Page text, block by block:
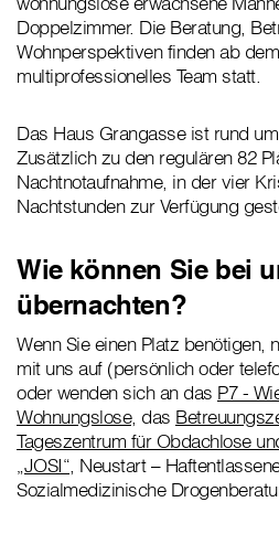
Doppelzimmer. Die Beratung,
Wohnperspektiven finden ab
multiprofessionelles Team statt.
Das Haus Grangasse ist rund
Zusätzlich zu den regulären 82
Nachtnotaufnahme, in der vier
Nachtstunden zur Verfügung
Wie können Sie bei
übernachten?
Wenn Sie einen Platz benötigen,
mit uns auf (persönlich oder
oder wenden sich an das P7 -
Wohnungslose, das
Tageszentrum für Obdachlose
„JOSI“, Neustart –
Sozialmedizinische